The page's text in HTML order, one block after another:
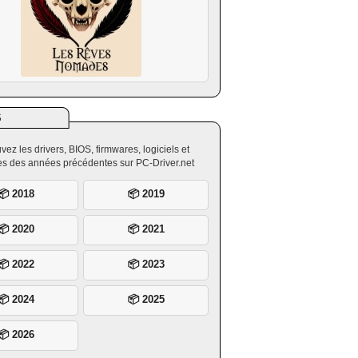
les drivers, BIOS, firmwares, logiciels et
des années précédentes sur PC-Driver.net
2018 📦 2019
2020 📦 2021
2022 📦 2023
2024 📦 2025
2026